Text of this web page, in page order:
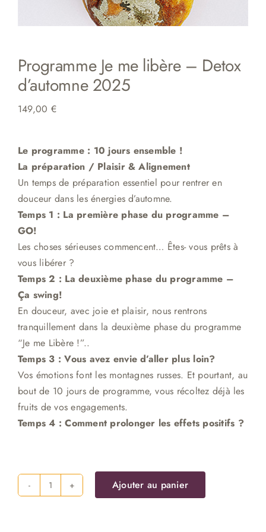
Programme Je me libère – Detox
d’automne 2025
149,00 €
Le programme : 10 jours ensemble !
La préparation / Plaisir & Alignement
Un temps de préparation essentiel pour rentrer en
douceur dans les énergies d’automne.
Temps 1 : La première phase du programme –
GO!
Les choses sérieuses commencent… Êtes- vous prêts à
vous libérer ?
Temps 2 : La deuxième phase du programme –
Ça swing!
En douceur, avec joie et plaisir, nous rentrons
tranquillement dans la deuxième phase du programme
“Je me Libère !”..
Temps 3 :Vous avez envie d’aller plus loin?
Vos émotions font les montagnes russes. Et pourtant, au
bout de 10 jours de programme, vous récoltez déjà les
fruits de vos engagements.
Temps 4 : Comment prolonger les effets positifs ?
quantité
Ajouter au panier